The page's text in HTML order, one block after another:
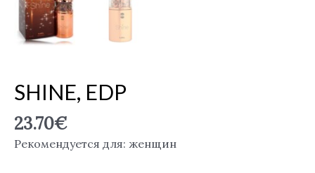
SHINE, EDP
23.70€
Рекомендуется для: женщин